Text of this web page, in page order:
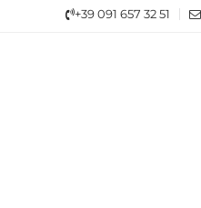
+39 091 657 32 51